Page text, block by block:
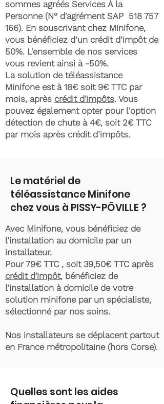
sommes agréés Services À la
Personne (N° d'agrément SAP 518 757
166). En souscrivant chez Minifone,
vous bénéficiez d’un crédit d’impôt de
50%. L'ensemble de nos services
vous revient ainsi à -50%.
La solution de téléassistance
Minifone est à 18€ soit 9€ TTC par
mois, après crédit d'impôts. Vous
pouvez également opter pour l'option
détection de chute à 4€, soit 2€ TTC
par mois après crédit d’impôts.
Le matériel de
téléassistance Minifone
chez vous à PISSY-PÔVILLE ?
Avec Minifone, vous bénéficiez de
l’installation au domicile par un
installateur.
Pour 79€ TTC , soit 39,50€ TTC après
crédit d'impôt, bénéficiez de
l’installation à domicile de votre
solution minifone par un spécialiste,
sélectionné par nos soins.
Nos installateurs se déplacent partout
en France métropolitaine (hors Corse).
Quelles sont les aides